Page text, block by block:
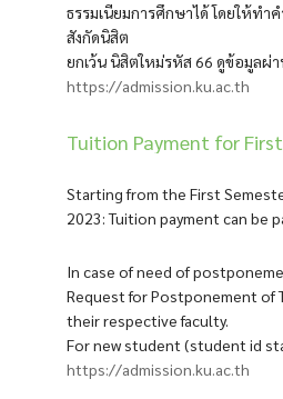
ธรรมเนียมการศึกษาได้ โดยให้ท
สังกัดนิสิต
ยกเว้น นิสิตใหม่รหัส 66 ดูข้อมูลผ่า
https://admission.ku.ac.th
Tuition Payment for
Starting from the First
2023: Tuition payment can be
In case of need of
Request for Postponement of
their respective faculty.
For new student (student id
https://admission.ku.ac.th